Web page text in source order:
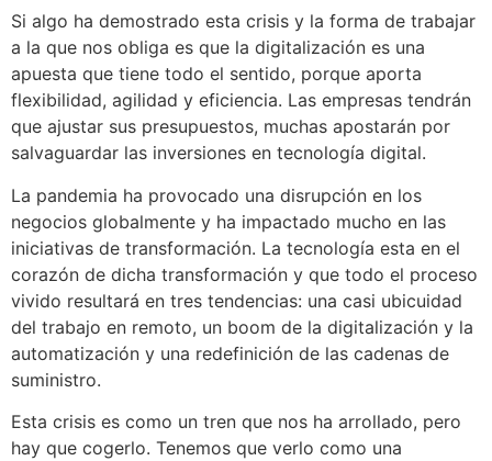
Si algo ha demostrado esta crisis y la forma de trabajar
a la que nos obliga es que la digitalización es una
apuesta que tiene todo el sentido, porque aporta
flexibilidad, agilidad y eficiencia. Las empresas tendrán
que ajustar sus presupuestos, muchas apostarán por
salvaguardar las inversiones en tecnología digital.
La pandemia ha provocado una disrupción en los
negocios globalmente y ha impactado mucho en las
iniciativas de transformación. La tecnología esta en el
corazón de dicha transformación y que todo el proceso
vivido resultará en tres tendencias: una casi ubicuidad
del trabajo en remoto, un boom de la digitalización y la
automatización y una redefinición de las cadenas de
suministro.
Esta crisis es como un tren que nos ha arrollado, pero
hay que cogerlo. Tenemos que verlo como una